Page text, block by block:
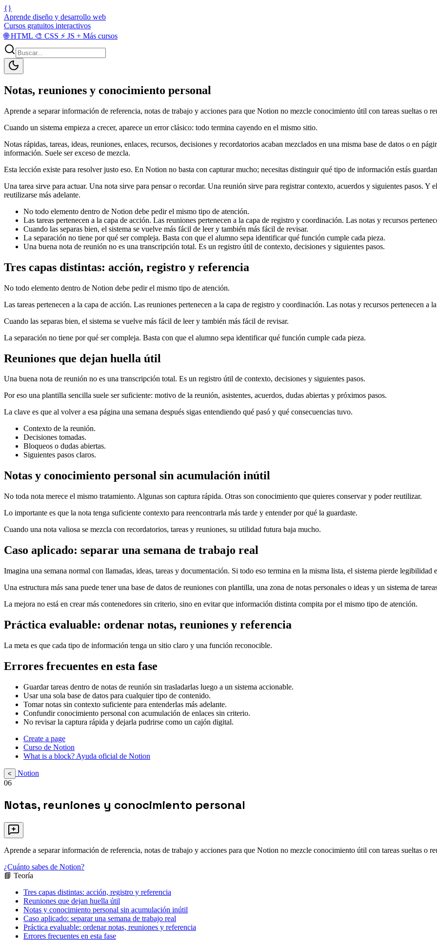
{}
Aprende diseño y desarrollo web
Cursos gratuitos interactivos
🌐HTML 🎨 CSS ⚡ JS + Más cursos
Notas, reuniones y conocimiento personal
Aprende a separar información de referencia, notas de trabajo y acciones para que Notion no mezcle conocimiento útil con tareas sueltas o
Cuando un sistema empieza a crecer, aparece un error clásico: todo termina cayendo en el mismo sitio.
Notas rápidas, tareas, ideas, reuniones, enlaces, recursos, decisiones y recordatorios acaban mezclados en una misma base de datos o en
información. Suele ser exceso de mezcla.
Esta lección existe para resolver justo eso. En Notion no basta con capturar mucho; necesitas distinguir qué tipo de información estás
Una tarea sirve para actuar. Una nota sirve para pensar o recordar. Una reunión sirve para registrar contexto, acuerdos y siguientes pasos.
reutilizarse más adelante.
No todo elemento dentro de Notion debe pedir el mismo tipo de atención.
Las tareas pertenecen a la capa de acción. Las reuniones pertenecen a la capa de registro y coordinación. Las notas y recursos
Cuando las separas bien, el sistema se vuelve más fácil de leer y también más fácil de revisar.
La separación no tiene por qué ser compleja. Basta con que el alumno sepa identificar qué función cumple cada pieza.
Una buena nota de reunión no es una transcripción total. Es un registro útil de contexto, decisiones y siguientes pasos.
Tres capas distintas: acción, registro y referencia
No todo elemento dentro de Notion debe pedir el mismo tipo de atención.
Las tareas pertenecen a la capa de acción. Las reuniones pertenecen a la capa de registro y coordinación. Las notas y recursos pertenecen a
Cuando las separas bien, el sistema se vuelve más fácil de leer y también más fácil de revisar.
La separación no tiene por qué ser compleja. Basta con que el alumno sepa identificar qué función cumple cada pieza.
Reuniones que dejan huella útil
Una buena nota de reunión no es una transcripción total. Es un registro útil de contexto, decisiones y siguientes pasos.
Por eso una plantilla sencilla suele ser suficiente: motivo de la reunión, asistentes, acuerdos, dudas abiertas y próximos pasos.
La clave es que al volver a esa página una semana después sigas entendiendo qué pasó y qué consecuencias tuvo.
Contexto de la reunión.
Decisiones tomadas.
Bloqueos o dudas abiertas.
Siguientes pasos claros.
Notas y conocimiento personal sin acumulación inútil
No toda nota merece el mismo tratamiento. Algunas son captura rápida. Otras son conocimiento que quieres conservar y poder reutilizar.
Lo importante es que la nota tenga suficiente contexto para reencontrarla más tarde y entender por qué la guardaste.
Cuando una nota valiosa se mezcla con recordatorios, tareas y reuniones, su utilidad futura baja mucho.
Caso aplicado: separar una semana de trabajo real
Imagina una semana normal con llamadas, ideas, tareas y documentación. Si todo eso termina en la misma lista, el sistema pierde legibilidad
Una estructura más sana puede tener una base de datos de reuniones con plantilla, una zona de notas personales o ideas y un sistema de
La mejora no está en crear más contenedores sin criterio, sino en evitar que información distinta compita por el mismo tipo de atención.
Práctica evaluable: ordenar notas, reuniones y referencia
La meta es que cada tipo de información tenga un sitio claro y una función reconocible.
Errores frecuentes en esta fase
Guardar tareas dentro de notas de reunión sin trasladarlas luego a un sistema accionable.
Usar una sola base de datos para cualquier tipo de contenido.
Tomar notas sin contexto suficiente para entenderlas más adelante.
Confundir conocimiento personal con acumulación de enlaces sin criterio.
No revisar la captura rápida y dejarla pudrirse como un cajón digital.
Create a page
Curso de Notion
What is a block? Ayuda oficial de Notion
<
Notion
06
Notas, reuniones y conocimiento personal
Aprende a separar información de referencia, notas de trabajo y acciones para que Notion no mezcle conocimiento útil con tareas sueltas o
¿Cuánto sabes de Notion?
📘 Teoría
Tres capas distintas: acción, registro y referencia
Reuniones que dejan huella útil
Notas y conocimiento personal sin acumulación inútil
Caso aplicado: separar una semana de trabajo real
Práctica evaluable: ordenar notas, reuniones y referencia
Errores frecuentes en esta fase